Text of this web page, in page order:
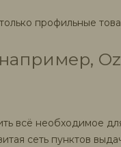
профильные
всё необходимое
сеть пунктов